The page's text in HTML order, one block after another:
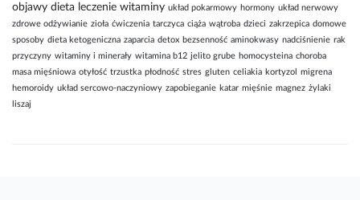
objawy dieta leczenie witaminy układ pokarmowy hormony układ nerwowy
zdrowe odżywianie zioła ćwiczenia tarczyca ciąża wątroba dzieci zakrzepica domowe
sposoby dieta ketogeniczna zaparcia detox bezsenność aminokwasy nadciśnienie rak
przyczyny witaminy i minerały witamina b12 jelito grube homocysteina choroba
masa mięśniowa otyłość trzustka płodność stres gluten celiakia kortyzol
migrena
hemoroidy układ sercowo-naczyniowy zapobieganie katar mięśnie magnez żylaki
liszaj